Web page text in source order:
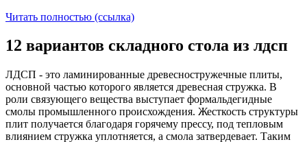
Читать полностью (ссылка)
12 вариантов складного стола из лдсп
ЛДСП - это ламинированные древесностружечные плиты,
основной частью которого является древесная стружка. В
роли связующего вещества выступает формальдегидные
смолы промышленного происхождения. Жесткость структуры
плит получается благодаря горячему прессу, под тепловым
влиянием стружка уплотняется, а смола затвердевает. Таким